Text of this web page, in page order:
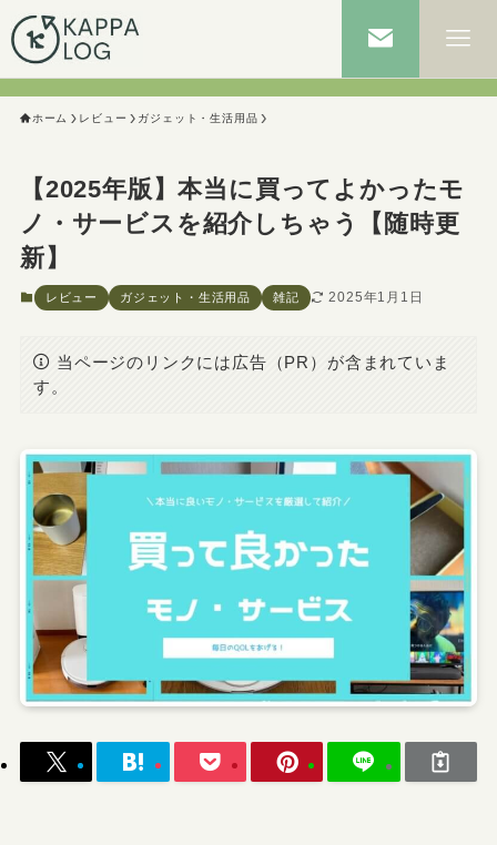
ホーム レビュー ガジェット・生活用品
【2025年版】本当に買ってよかったモ
ノ・サービスを紹介しちゃう【随時更
新】
レビュー ガジェット・生活用品 雑記 2025年1月1日
当ページのリンクには広告（PR）が含まれていま
す。